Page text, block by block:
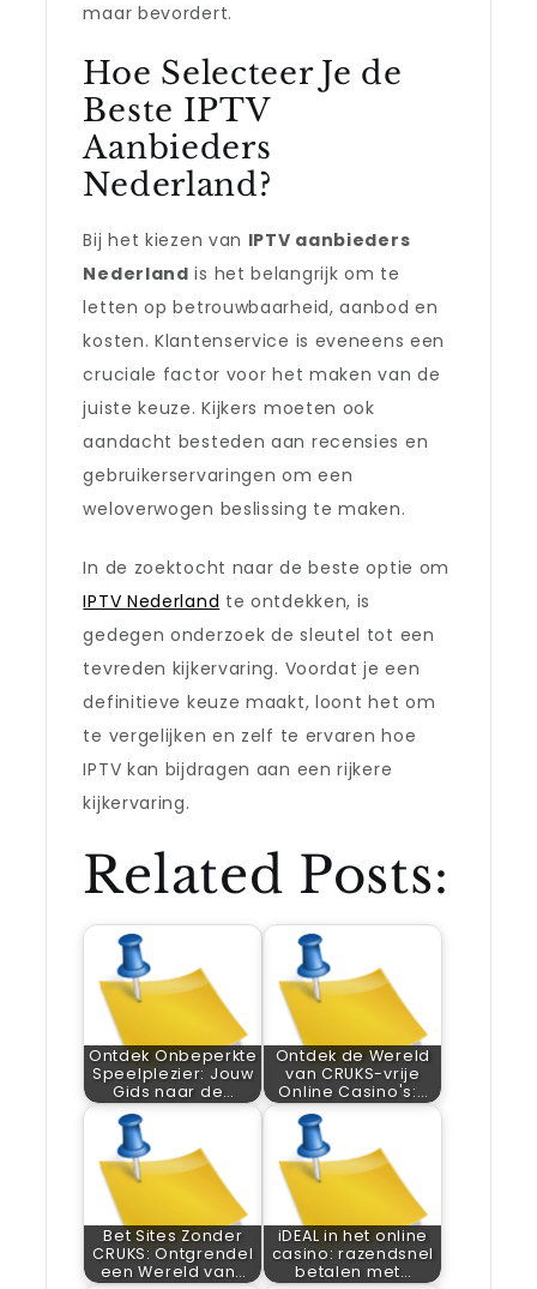
maar bevordert.
Hoe Selecteer Je de
Beste IPTV
Aanbieders
Nederland?
Bij het kiezen van IPTV aanbieders
Nederland is het belangrijk om te
letten op betrouwbaarheid, aanbod en
kosten. Klantenservice is eveneens een
cruciale factor voor het maken van de
juiste keuze. Kijkers moeten ook
aandacht besteden aan recensies en
gebruikerservaringen om een
weloverwogen beslissing te maken.
In de zoektocht naar de beste optie om
IPTV Nederland te ontdekken, is
gedegen onderzoek de sleutel tot een
tevreden kijkervaring. Voordat je een
definitieve keuze maakt, loont het om
te vergelijken en zelf te ervaren hoe
IPTV kan bijdragen aan een rijkere
kijkervaring.
Related Posts:
Ontdek Onbeperkte
Speelplezier: Jouw
Gids naar de…
Ontdek de Wereld
van CRUKS-vrije
Online Casino's:…
Bet Sites Zonder
CRUKS: Ontgrendel
een Wereld van…
iDEAL in het online
casino: razendsnel
betalen met…